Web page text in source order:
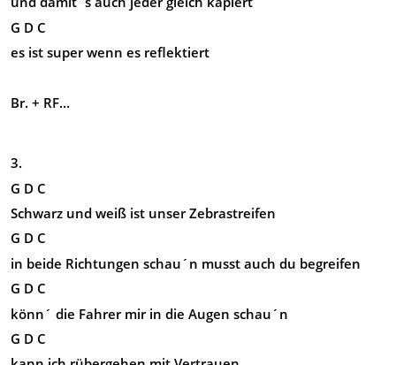
G D C
es ist super wenn es reflektiert
Br. + RF…
3.
G D C
Schwarz und weiß ist unser Zebrastreifen
G D C
in beide Richtungen schau´n musst auch du begreifen
G D C
könn´ die Fahrer mir in die Augen schau´n
G D C